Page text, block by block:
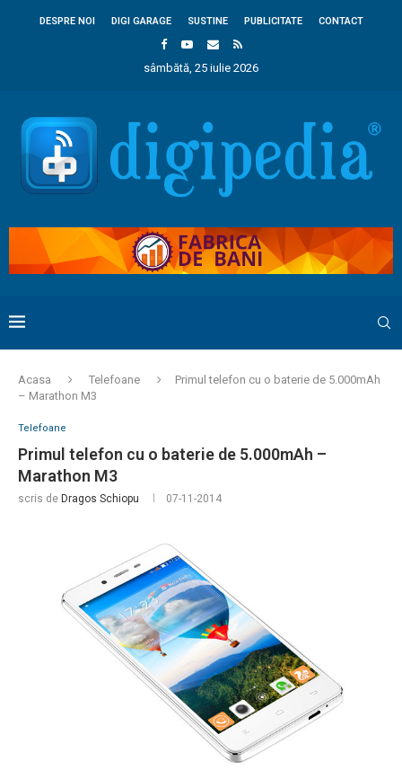
DESPRE NOI DIGI GARAGE SUSTINE PUBLICITATE CONTACT
sâmbătă, 25 iulie 2026
Acasa Telefoane
Primul telefon cu o baterie de 5.000mAh
– Marathon M3
Telefoane
Primul telefon cu o baterie de 5.000mAh –
Marathon M3
scris de Dragos Schiopu 07-11-2014